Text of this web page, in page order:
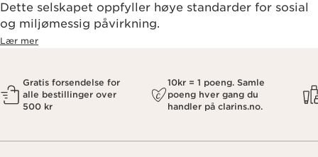
Dette selskapet oppfyller høye standarder for sosial
og miljømessig påvirkning.
Lær mer
Gratis forsendelse for
alle bestillinger over
500 kr
10kr = 1 poeng. Samle
poeng hver gang du
handler på clarins.no.